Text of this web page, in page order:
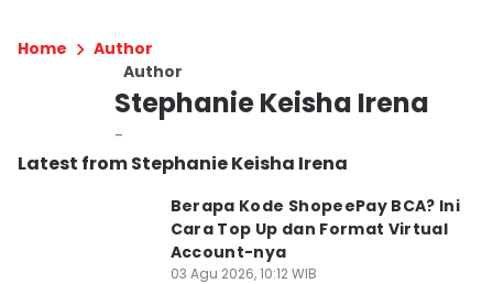
Home
Author
Author
Stephanie Keisha Irena
-
Latest from Stephanie Keisha Irena
Berapa Kode ShopeePay BCA? Ini
Cara Top Up dan Format Virtual
Account-nya
03 Agu 2026, 10:12 WIB